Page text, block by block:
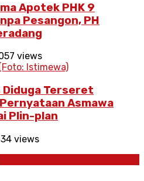
Apotek PHK 9
Pesangon, PH
views
Diduga Terseret
Asmawa
Plin-plan
views